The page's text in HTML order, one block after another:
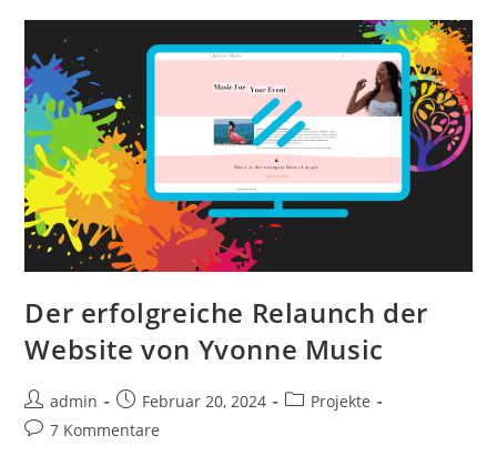
Der erfolgreiche Relaunch der
Website von Yvonne Music
admin Februar 20, 2024
Projekte
7 Kommentare